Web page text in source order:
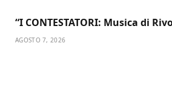
“I CONTESTATORI: Musica di
AGOSTO 7, 2026